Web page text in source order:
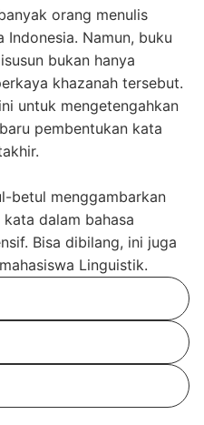
orang menulis
Namun, buku
bukan hanya
khazanah tersebut.
untuk mengetengahkan
pembentukan kata
betul menggambarkan
dalam bahasa
Bisa dibilang, ini juga
Linguistik.